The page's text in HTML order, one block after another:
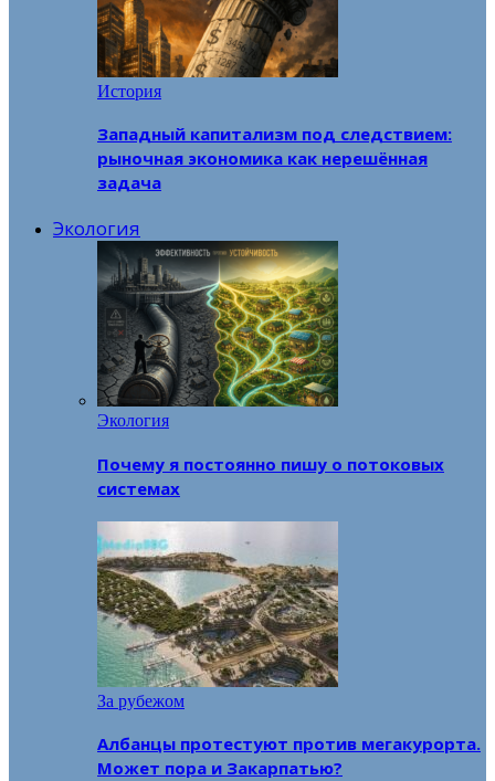
История
Западный капитализм под следствием:
рыночная экономика как нерешённая
задача
Экология
Экология
Почему я постоянно пишу о потоковых
системах
За рубежом
Албанцы протестуют против мегакурорта.
Может пора и Закарпатью?